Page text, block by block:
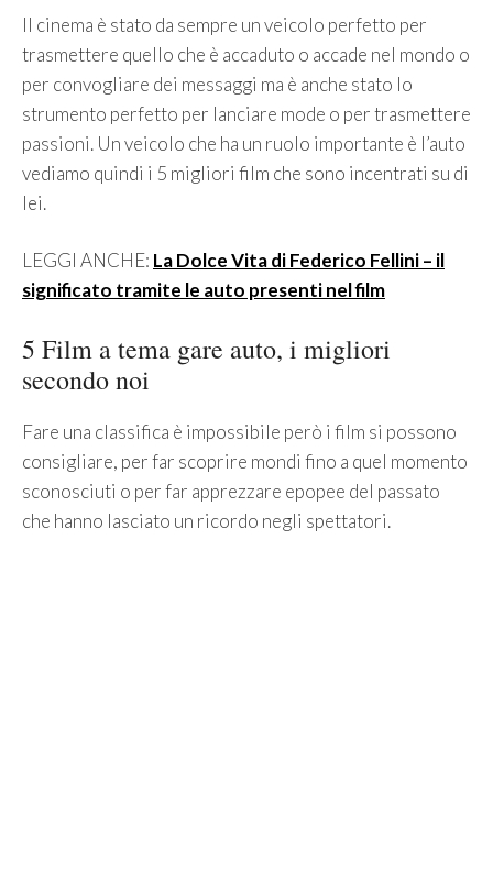
Il cinema è stato da sempre un veicolo perfetto per
trasmettere quello che è accaduto o accade nel mondo o
per convogliare dei messaggi ma è anche stato lo
strumento perfetto per lanciare mode o per trasmettere
passioni. Un veicolo che ha un ruolo importante è l’auto
vediamo quindi i 5 migliori film che sono incentrati su di
lei.
LEGGI ANCHE: La Dolce Vita di Federico Fellini – il
significato tramite le auto presenti nel film
5 Film a tema gare auto, i migliori
secondo noi
Fare una classifica è impossibile però i film si possono
consigliare, per far scoprire mondi fino a quel momento
sconosciuti o per far apprezzare epopee del passato
che hanno lasciato un ricordo negli spettatori.